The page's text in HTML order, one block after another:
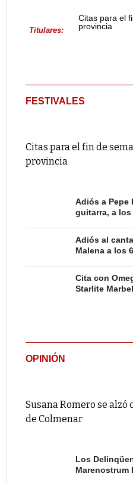
Titulares:
Citas para el
provincia
FESTIVALES
Citas para el fin de
provincia
Adiós a Pepe
guitarra, a los
Adiós al
Malena a los
Cita con
Starlite
OPINIÓN
Susana Romero se alzó
de Colmenar
Los
Marenostrum